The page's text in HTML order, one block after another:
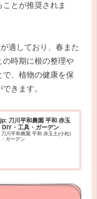
とが推奨されま
適しており、春また
の時期に根の整理や
で、植物の健康を保
きます。
刀川平和農園 平和 赤玉
DIY・工具・ガーデン
川平和農園 平和 赤玉土(小粒)
ガーデン